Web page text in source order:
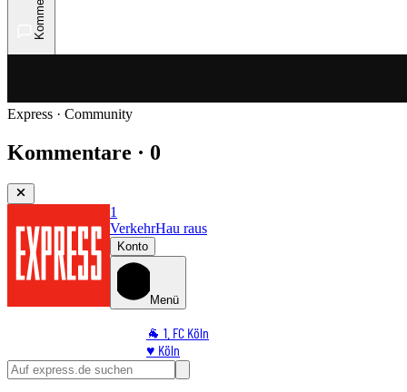
Express · Community
Kommentare · 0
1
VerkehrHau raus
Konto
Menü
🐐 1. FC Köln
♥️ Köln
⭐ Promi